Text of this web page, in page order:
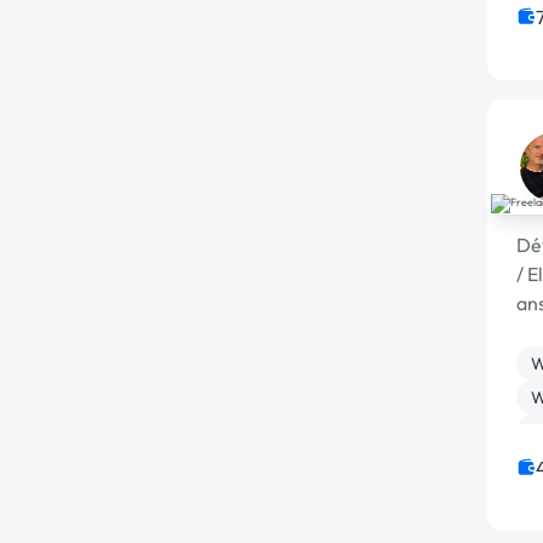
/